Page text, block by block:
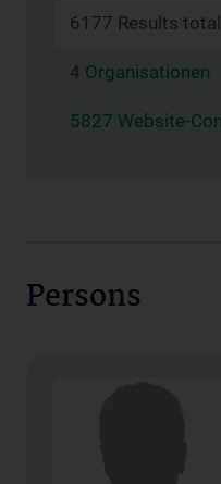
6177 Results total
4 Organisationen
5827 Website-
Persons